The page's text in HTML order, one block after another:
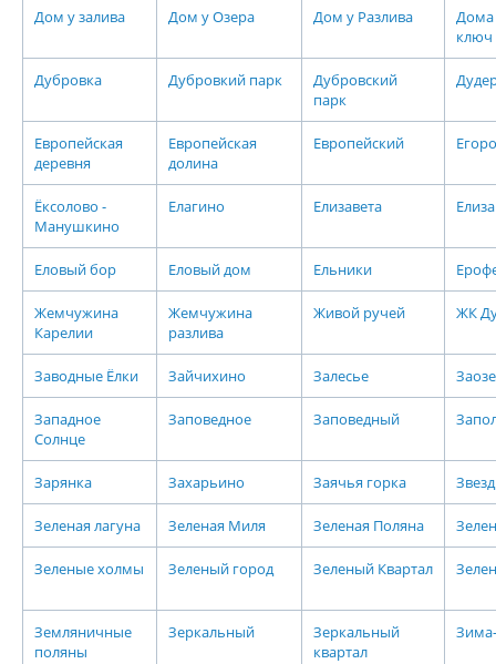
Дом у залива Дом у Озера Дом у Разлива
Дома
ключ
Дубровка Дубровкий парк
Дубровский
парк
Европейская
деревня
Европейская
долина
Европейский
Ёксолово -
Манушкино
Елагино Елизавета
Еловый бор Еловый дом Ельники
Жемчужина
Карелии
Жемчужина
разлива
Живой ручей ЖК
Заводные Ёлки Зайчихино Залесье
Западное
Солнце
Заповедное Заповедный
Зарянка Захарьино Заячья горка
Зеленая лагуна Зеленая Миля Зеленая Поляна
Зеленые холмы Зеленый город Зеленый Квартал
Земляничные
поляны
Зеркальный
Зеркальный
квартал